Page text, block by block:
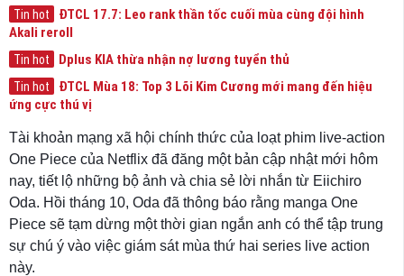
Tin hot
ĐTCL 17.7: Leo rank thần tốc cuối mùa cùng đội hình
Akali reroll
Tin hot Dplus KIA thừa nhận nợ lương tuyển thủ
Tin hot
ĐTCL Mùa 18: Top 3 Lõi Kim Cương mới mang đến hiệu
ứng cực thú vị
Tài khoản mạng xã hội chính thức của loạt phim live-action
One Piece của Netflix đã đăng một bản cập nhật mới hôm
nay, tiết lộ những bộ ảnh và chia sẻ lời nhắn từ Eiichiro
Oda. Hồi tháng 10, Oda đã thông báo rằng manga One
Piece sẽ tạm dừng một thời gian ngắn anh có thể tập trung
sự chú ý vào việc giám sát mùa thứ hai series live action
này.